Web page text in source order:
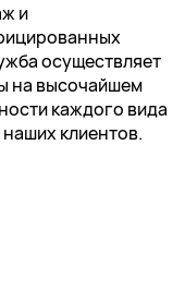
и
осуществляет
на высочайшем
каждого вида
клиентов.